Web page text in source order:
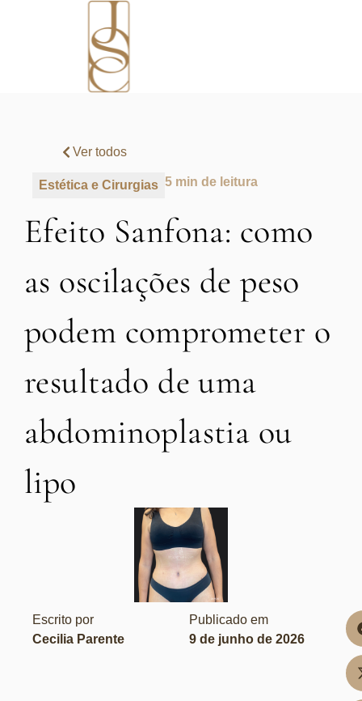
Ver todos
Estética e Cirurgias 5 min de leitura
Efeito Sanfona: como
as oscilações de peso
podem comprometer o
resultado de uma
abdominoplastia ou
lipo
Escrito por
Cecilia Parente
Publicado em
9 de junho de 2026